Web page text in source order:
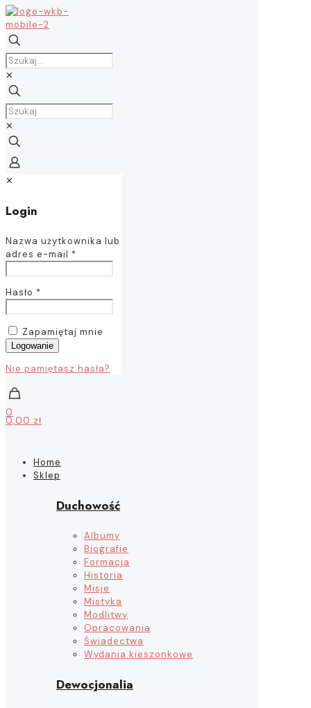
✕
✕
✕
Login
Nazwa użytkownika lub
adres e-mail *
Hasło *
Zapamiętaj mnie
Logowanie
Nie pamiętasz hasła?
0
0,00 zł
Home
Sklep
Duchowość
Albumy
Biografie
Formacja
Historia
Misje
Mistyka
Modlitwy
Opracowania
Świadectwa
Wydania kieszonkowe
Dewocjonalia